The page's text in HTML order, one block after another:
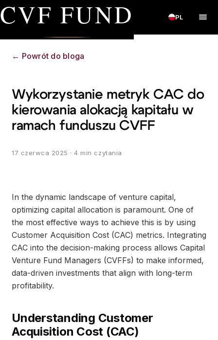
CVF FUND PL
← Powrót do bloga
Wykorzystanie metryk CAC do
kierowania alokacją kapitału w
ramach funduszu CVFF
17 czerwca 2025 · 4 min czytania
In the dynamic landscape of venture capital,
optimizing capital allocation is paramount. One of
the most effective ways to achieve this is by using
Customer Acquisition Cost (CAC) metrics. Integrating
CAC into the decision-making process allows Capital
Venture Fund Managers (CVFFs) to make informed,
data-driven investments that align with long-term
profitability.
Understanding Customer
Acquisition Cost (CAC)